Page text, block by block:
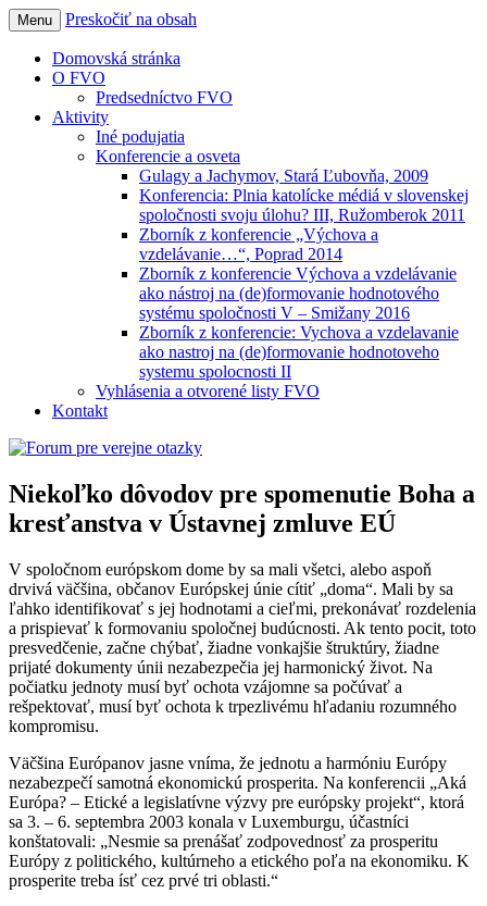
Forum pre verejne otazky
Menu Preskočiť na obsah
Domovská stránka
O FVO
Predsedníctvo FVO
Aktivity
Iné podujatia
Konferencie a osveta
Gulagy a Jachymov, Stará Ľubovňa, 2009
Konferencia: Plnia katolícke médiá v slovenskej
spoločnosti svoju úlohu? III, Ružomberok 2011
Zborník z konferencie „Výchova a
vzdelávanie…“, Poprad 2014
Zborník z konferencie Výchova a vzdelávanie
ako nástroj na (de)formovanie hodnotového
systému spoločnosti V – Smižany 2016
Zborník z konferencie: Vychova a vzdelavanie
ako nastroj na (de)formovanie hodnotoveho
systemu spolocnosti II
Vyhlásenia a otvorené listy FVO
Kontakt
Niekoľko dôvodov pre spomenutie Boha a
kresťanstva v Ústavnej zmluve EÚ
V spoločnom európskom dome by sa mali všetci, alebo aspoň
drvivá väčšina, občanov Európskej únie cítiť „doma“. Mali by sa
ľahko identifikovať s jej hodnotami a cieľmi, prekonávať rozdelenia
a prispievať k formovaniu spoločnej budúcnosti. Ak tento pocit, toto
presvedčenie, začne chýbať, žiadne vonkajšie štruktúry, žiadne
prijaté dokumenty únii nezabezpečia jej harmonický život. Na
počiatku jednoty musí byť ochota vzájomne sa počúvať a
rešpektovať, musí byť ochota k trpezlivému hľadaniu rozumného
kompromisu.
Väčšina Európanov jasne vníma, že jednotu a harmóniu Európy
nezabezpečí samotná ekonomickú prosperita. Na konferencii „Aká
Európa? – Etické a legislatívne výzvy pre európsky projekt“, ktorá
sa 3. – 6. septembra 2003 konala v Luxemburgu, účastníci
konštatovali: „Nesmie sa prenášať zodpovednosť za prosperitu
Európy z politického, kultúrneho a etického poľa na ekonomiku. K
prosperite treba ísť cez prvé tri oblasti.“